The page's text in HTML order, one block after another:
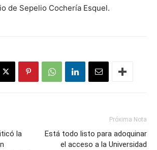
de Sepelio Cochería Esquel.
la
Próxima Nota
Está todo listo para adoquinar
el acceso a la Universidad